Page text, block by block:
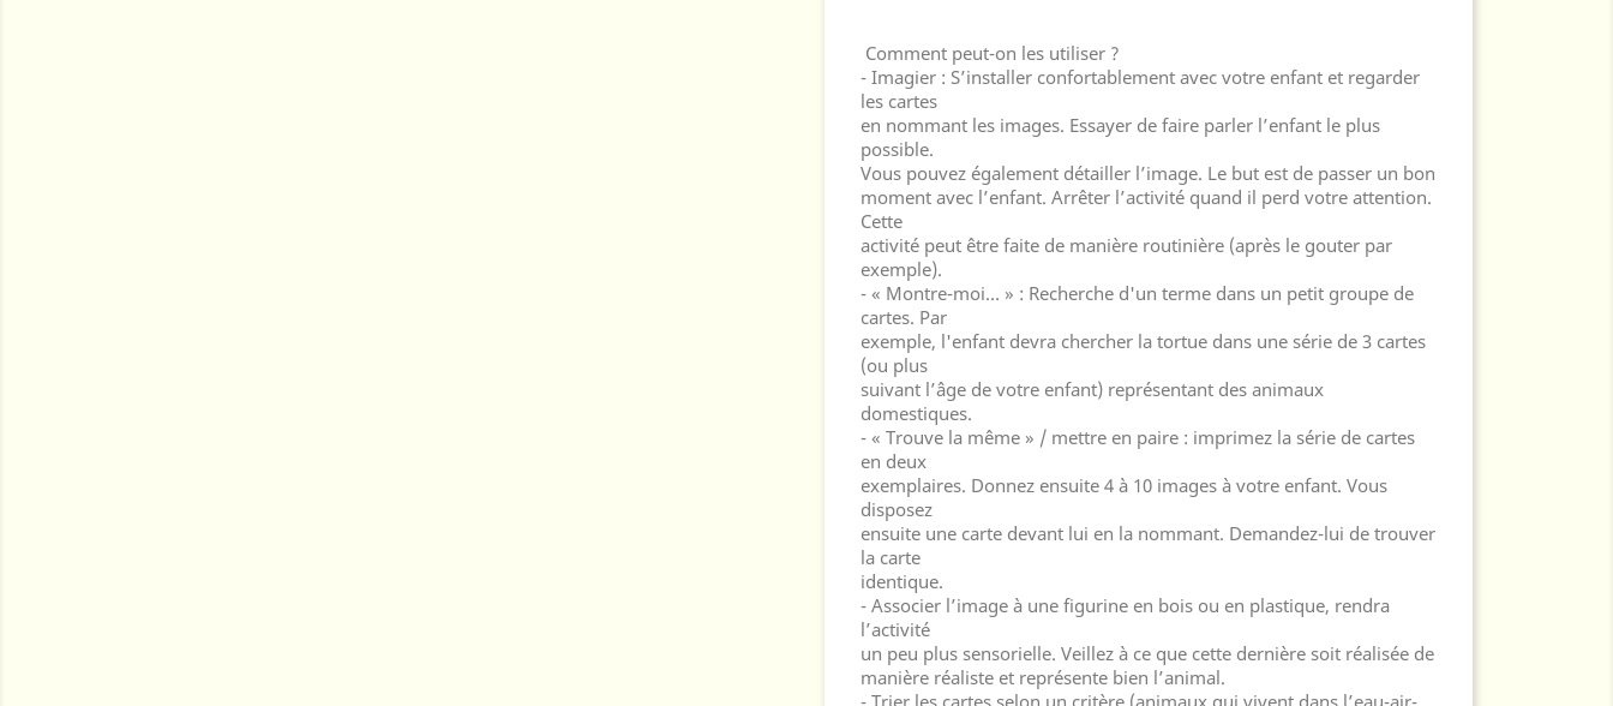
Comment peut-on les utiliser ?
- Imagier : S’installer confortablement avec votre enfant et regarder
les cartes
en nommant les images. Essayer de faire parler l’enfant le plus
possible.
Vous pouvez également détailler l’image. Le but est de passer un bon
moment avec l’enfant. Arrêter l’activité quand il perd votre attention.
Cette
activité peut être faite de manière routinière (après le gouter par
exemple).
- « Montre-moi… » : Recherche d'un terme dans un petit groupe de
cartes. Par
exemple, l'enfant devra chercher la tortue dans une série de 3 cartes
(ou plus
suivant l’âge de votre enfant) représentant des animaux
domestiques.
- « Trouve la même » / mettre en paire : imprimez la série de cartes
en deux
exemplaires. Donnez ensuite 4 à 10 images à votre enfant. Vous
disposez
ensuite une carte devant lui en la nommant. Demandez-lui de trouver
la carte
identique.
- Associer l’image à une figurine en bois ou en plastique, rendra
l’activité
un peu plus sensorielle. Veillez à ce que cette dernière soit réalisée de
manière réaliste et représente bien l’animal.